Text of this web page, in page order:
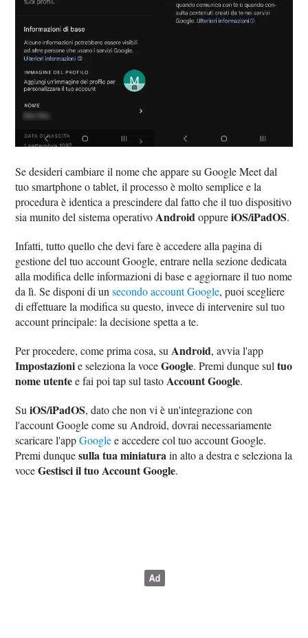
Se desideri cambiare il nome che appare su Google Meet dal
tuo smartphone o tablet, il processo è molto semplice e la
procedura è identica a prescindere dal fatto che il tuo dispositivo
sia munito del sistema operativoAndroidoppureiOS/iPadOS.
Infatti, tutto quello che devi fare è accedere alla pagina di
gestione del tuo account Google, entrare nella sezione dedicata
alla modifica delle informazioni di base e aggiornare il tuo nome
da lì. Se disponi di unsecondo account Google, puoi scegliere
di effettuare la modifica su questo, invece di intervenire sul tuo
account principale: la decisione spetta a te.
Per procedere, come prima cosa, suAndroid, avvia l'app
Impostazionie seleziona la voceGoogle. Premi dunque sultuo
nome utentee fai poi tap sul tastoAccount Google.
SuiOS/iPadOS, dato che non vi è un'integrazione con
l'account Google come su Android, dovrai necessariamente
scaricare l'appGooglee accedere col tuo account Google.
Premi dunquesulla tua miniaturain alto a destra e seleziona la
voceGestisci il tuo Account Google.